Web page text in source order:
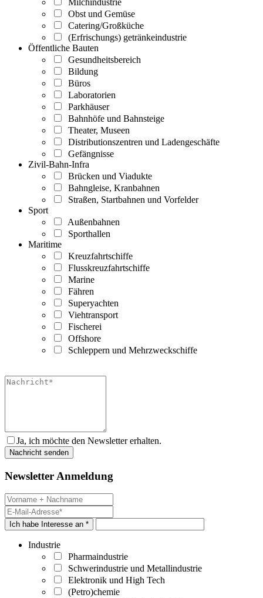
Obst und Gemüse
Catering/Großküche
(Erfrischungs) getränkeindustrie
Öffentliche Bauten
Gesundheitsbereich
Bildung
Büros
Laboratorien
Parkhäuser
Bahnhöfe und Bahnsteige
Theater, Museen
Distributionszentren und Ladengeschäfte
Gefängnisse
Zivil-Bahn-Infra
Brücken und Viadukte
Bahngleise, Kranbahnen
Straßen, Startbahnen und Vorfelder
Sport
Außenbahnen
Sporthallen
Maritime
Kreuzfahrtschiffe
Flusskreuzfahrtschiffe
Marine
Fähren
Superyachten
Viehtransport
Fischerei
Offshore
Schleppern und Mehrzweckschiffe
Ja, ich möchte den Newsletter erhalten.
Newsletter Anmeldung
Ich habe Interesse an *
Industrie
Pharmaindustrie
Schwerindustrie und Metallindustrie
Elektronik und High Tech
(Petro)chemie